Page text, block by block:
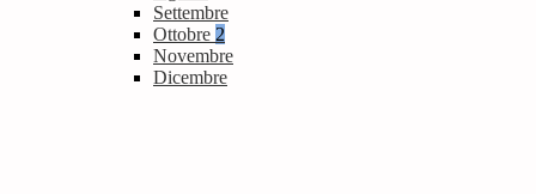
Settembre
Ottobre 2
Novembre
Dicembre